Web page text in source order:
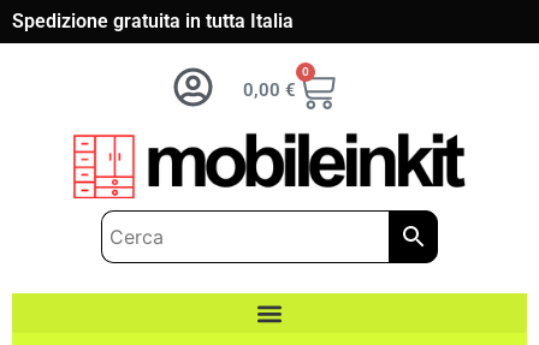
Spedizione gratuita in tutta Italia
0,00 €
0